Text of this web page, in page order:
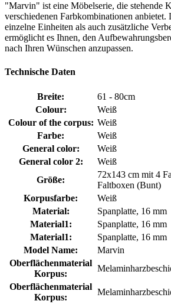
"Marvin" ist eine Möbelserie, die stehende
verschiedenen Farbkombinationen
einzelne Einheiten als auch zusätzliche
ermöglicht es Ihnen, den
nach Ihren Wünschen anzupassen.
Technische Daten
Breite:
61 - 80cm
Colour:
Weiß
Colour of the corpus: Weiß
Farbe:
Weiß
General color:
Weiß
General color 2:
Weiß
Größe:
72x143 cm mit 4
Faltboxen (Bunt)
Korpusfarbe:
Weiß
Material:
Spanplatte, 16 mm
Material1:
Spanplatte, 16 mm
Material1:
Spanplatte, 16 mm
Model Name:
Marvin
Oberflächenmaterial
Korpus:
Oberflächenmaterial
Korpus: